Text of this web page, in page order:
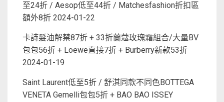
至24折 / Aesop低至44折 / Matchesfashion折扣區
額外8折 2024-01-22
卡詩髮油解禁87折 + 33折蘭蔻玫瑰霜組合/大量BV
包包56折 + Loewe直接7折 + Burberry新款53折
2024-01-19
Saint Laurent低至5折 / 舒淇同款不同色BOTTEGA
VENETA Gemelli包包5折 + BAO BAO ISSEY